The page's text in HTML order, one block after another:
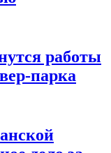
работы
парка